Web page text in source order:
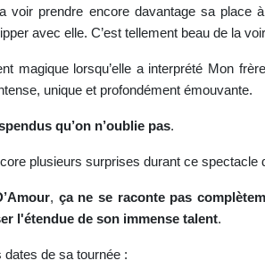
voir prendre encore davantage sa
avec elle. C’est tellement beau de la
magique lorsqu’elle a interprété Mon
unique et profondément émouvante.
qu’on n’oublie pas.
plusieurs surprises durant ce spectacle
, ça ne se raconte pas
l'étendue de son immense talent.
dates de sa tournée :